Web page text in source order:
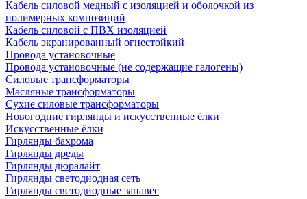
Кабель силовой медный с изоляцией и оболочкой из
полимерных композиций
Кабель силовой с ПВХ изоляцией
Кабель экранированный огнестойкий
Провода установочные
Провода установочные (не содержащие галогены)
Силовые трансформаторы
Масляные трансформаторы
Сухие силовые трансформаторы
Новогодние гирлянды и искусственные ёлки
Искусственные ёлки
Гирлянды бахрома
Гирлянды дреды
Гирлянды дюралайт
Гирлянды светодиодная сеть
Гирлянды светодиодные занавес